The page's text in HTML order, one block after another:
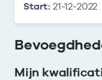
Start: 21-12-2022
Mijn